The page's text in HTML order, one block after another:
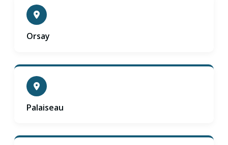
Orsay
Palaiseau